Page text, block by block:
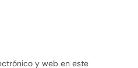
y web en este